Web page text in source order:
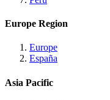
Europe Region
Europe
España
Asia Pacific